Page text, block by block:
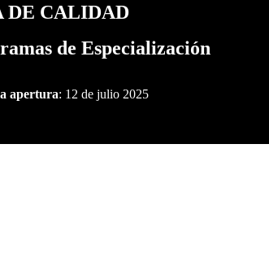
DE CALIDAD
de Especialización
apertura: 12 de julio 2025